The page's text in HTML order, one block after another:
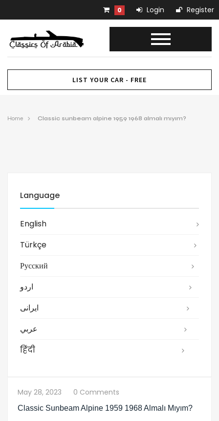
0 Login Register
LIST YOUR CAR - FREE
Home Classic sunbeam alpine 1959 1968 almalı mıyım?
Language
English
Türkçe
Русский
اردو
ایرانی
عربي
हिंदी
May 28, 2023 0 Comments
Classic Sunbeam Alpine 1959 1968 Almalı Mıyım?